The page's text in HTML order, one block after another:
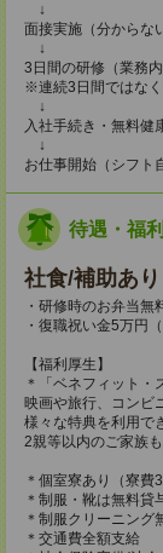
↓
面接実施（分からな
↓
3日間の研修（業務
※連続3日間ではな
↓
入社手続き・無料健
↓
お仕事開始（シフト
待遇・福
社食/補助あり
・研修時のお弁当無
・復職祝い金5万円
【福利厚生】
＊「ベネフィット・
映画や旅行、コンビ
様々な特典を利用で
2親等以内のご家族
＊個室寮あり（寮
＊制服・靴は無料貸
＊制服クリーニング
＊交通費全額支給